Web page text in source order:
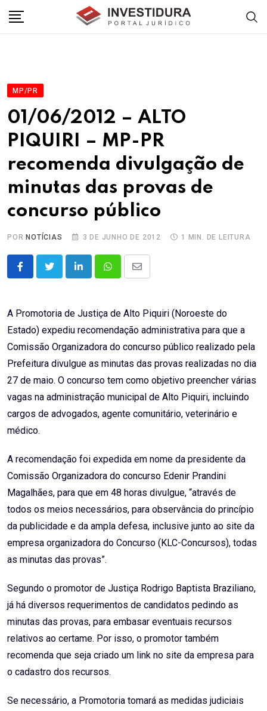
MP/PR
01/06/2012 – ALTO
PIQUIRI – MP-PR
recomenda divulgação de
minutas das provas de
concurso público
POR NOTÍCIAS 3 DE JUNHO DE 2012 1 MIN. DE LEITURA
LinkedInWhatsappShare
Email
A Promotoria de Justiça de Alto Piquiri (Noroeste do
Estado) expediu recomendação administrativa para que a
Comissão Organizadora do concurso público realizado pela
Prefeitura divulgue as minutas das provas realizadas no dia
27 de maio. O concurso tem como objetivo preencher várias
vagas na administração municipal de Alto Piquiri, incluindo
cargos de advogados, agente comunitário, veterinário e
médico.
A recomendação foi expedida em nome da presidente da
Comissão Organizadora do concurso Edenir Prandini
Magalhães, para que em 48 horas divulgue, “através de
todos os meios necessários, para observância do princípio
da publicidade e da ampla defesa, inclusive junto ao site da
empresa organizadora do Concurso (KLC-Concursos), todas
as minutas das provas”.
Segundo o promotor de Justiça Rodrigo Baptista Braziliano,
já há diversos requerimentos de candidatos pedindo as
minutas das provas, para embasar eventuais recursos
relativos ao certame. Por isso, o promotor também
recomenda que seja criado um link no site da empresa para
o cadastro dos recursos.
Se necessário, a Promotoria tomará as medidas judiciais